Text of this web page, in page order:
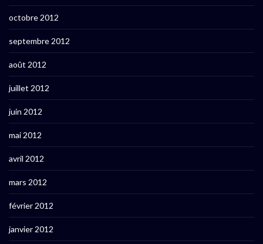
octobre 2012
septembre 2012
août 2012
juillet 2012
juin 2012
mai 2012
avril 2012
mars 2012
février 2012
janvier 2012